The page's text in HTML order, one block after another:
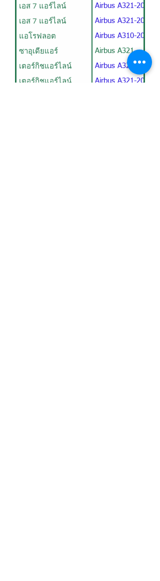
เอส 7 แอร์ไลน์ Airbus A321-200 /
เอส 7 แอร์ไลน์ Airbus A321-200 /
แอโรฟลอต Airbus A310-200 /
ซาอุเดียแอร์ Airbus A321
เตอร์กิชแอร์ไลน์ Airbus A321-200 /
เตอร์กิชแอร์ไลน์ Airbus A321-200 /